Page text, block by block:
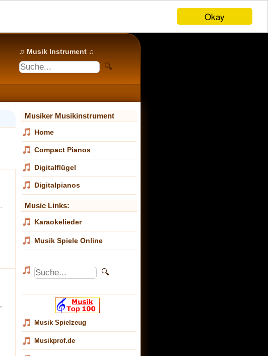
Okay
♫ Musik Instrument ♫
Musiker Musikinstrument
Home
Compact Pianos
Digitalflügel
Digitalpianos
Music Links:
Karaokelieder
Musik Spiele Online
Musik Spielzeug
Musikprof.de